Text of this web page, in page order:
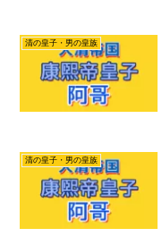
清の皇子・男の皇族
清の皇子・男の皇族